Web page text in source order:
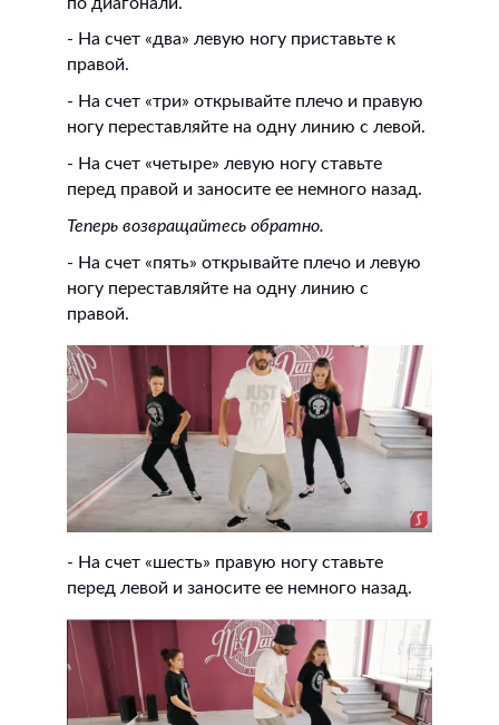
- На счет «два» левую ногу приставьте к
правой.
- На счет «три» открывайте плечо и правую
ногу переставляйте на одну линию с левой.
- На счет «четыре» левую ногу ставьте
перед правой и заносите ее немного назад.
Теперь возвращайтесь обратно.
- На счет «пять» открывайте плечо и левую
ногу переставляйте на одну линию с
правой.
- На счет «шесть» правую ногу ставьте
перед левой и заносите ее немного назад.